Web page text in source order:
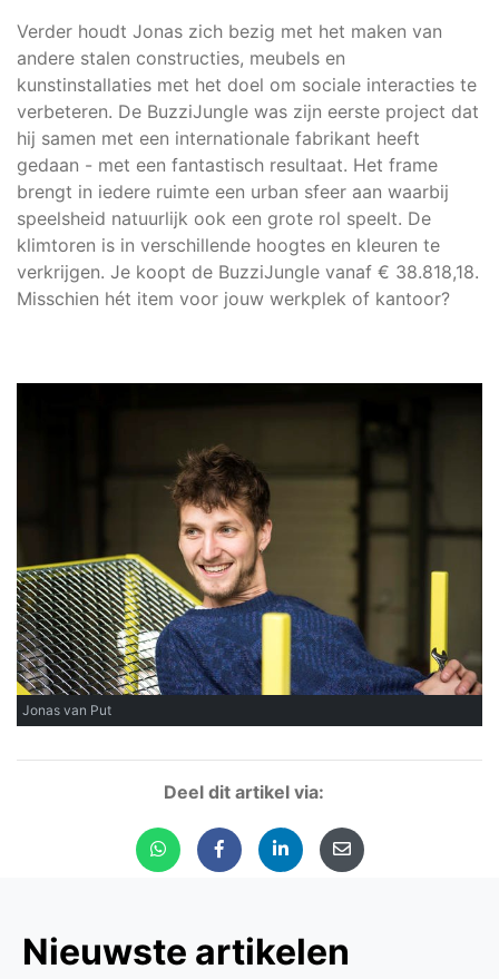
Verder houdt Jonas zich bezig met het maken van
andere stalen constructies, meubels en
kunstinstallaties met het doel om sociale interacties te
verbeteren. De BuzziJungle was zijn eerste project dat
hij samen met een internationale fabrikant heeft
gedaan - met een fantastisch resultaat. Het frame
brengt in iedere ruimte een urban sfeer aan waarbij
speelsheid natuurlijk ook een grote rol speelt. De
klimtoren is in verschillende hoogtes en kleuren te
verkrijgen. Je koopt de BuzziJungle vanaf € 38.818,18.
Misschien hét item voor jouw werkplek of kantoor?
Jonas van Put
Deel dit artikel via:
Nieuwste artikelen